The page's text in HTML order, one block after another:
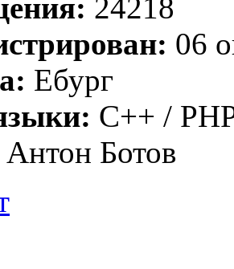
24218
06
Ебург
C++ /
Антон Ботов